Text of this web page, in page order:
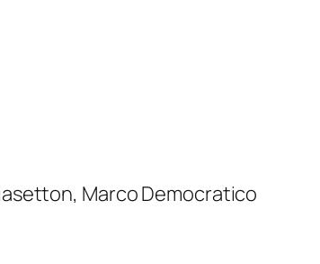
Marco Democratico